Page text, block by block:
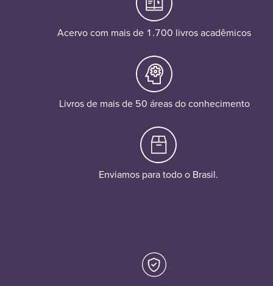
Acervo com mais de 1.700 livros acadêmicos
Livros de mais de 50 áreas do conhecimento
Enviamos para todo o Brasil.